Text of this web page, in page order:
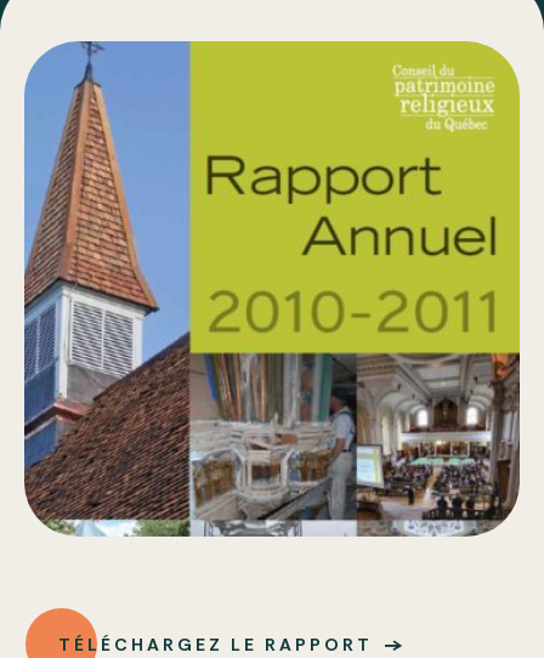
Guides
Réalisations
Rapports annuels
Bulletins
Types de travaux
TÉLÉCHARGEZ LE RAPPORT